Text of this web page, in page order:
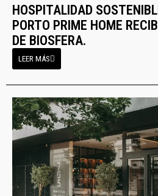
HOSPITALIDAD
PORTO PRIME HOME
DE BIOSFERA.
LEER MÁS